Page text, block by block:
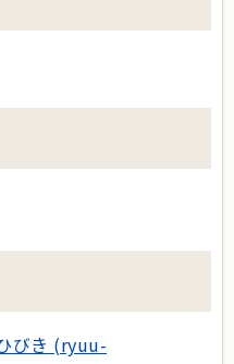
びき (ryuu-